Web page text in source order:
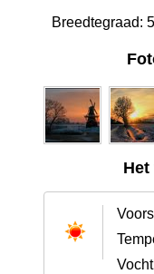
Breedtegraad:
Het